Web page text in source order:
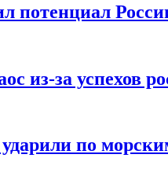
потенциал
из-за успехов
по